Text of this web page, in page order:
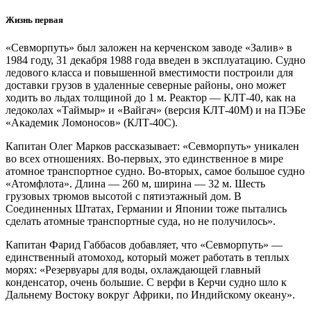
Жизнь первая
«Севморпуть» был заложен на керченском заводе «Залив» в
1984 году, 31 декабря 1988 года введен в эксплуатацию. Судно
ледового класса и повышенной вместимости построили для
доставки грузов в удаленные северные районы, оно может
ходить во льдах толщиной до 1 м. Реактор — КЛТ‑40, как на
ледоколах «Таймыр» и «Вайгач» (версия КЛТ‑40М) и на ПЭБе
«Академик Ломоносов» (КЛТ‑40С).
Капитан Олег Марков рассказывает: «Севморпуть» уникален
во всех отношениях. Во-первых, это единственное в мире
атомное транспортное судно. Во-вторых, самое большое судно
«Атомфлота». Длина — 260 м, ширина — 32 м. Шесть
грузовых трюмов высотой с пятиэтажный дом. В
Соединенных Штатах, Германии и Японии тоже пытались
сделать атомные транспортные суда, но не получилось».
Капитан Фарид Габбасов добавляет, что «Севморпуть» —
единственный атомоход, который может работать в теплых
морях: «Резервуары для воды, охлаждающей главный
конденсатор, очень большие. С верфи в Керчи судно шло к
Дальнему Востоку вокруг Африки, по Индийскому океану».